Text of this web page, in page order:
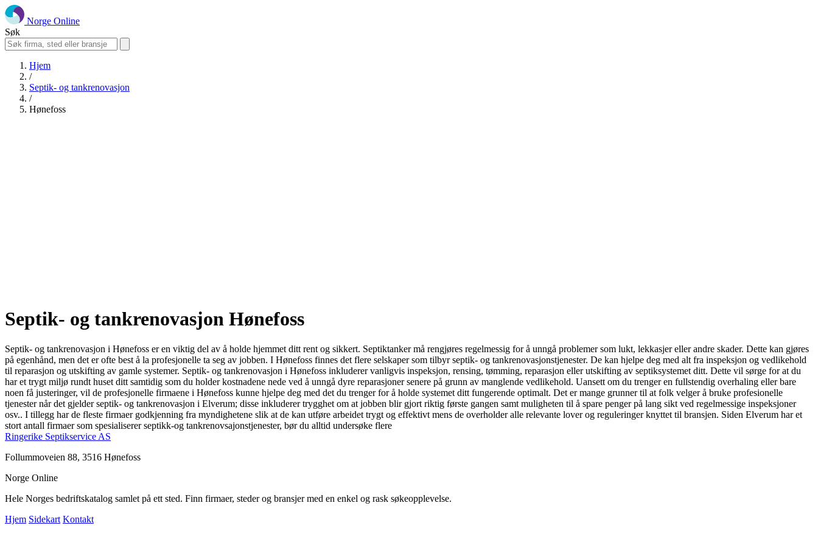
Norge Online
Søk
Hjem
/
Septik- og tankrenovasjon
/
Hønefoss
Septik- og tankrenovasjon Hønefoss
Septik- og tankrenovasjon i Hønefoss er en viktig del av å holde hjemmet ditt rent og sikkert. Septiktanker må rengjøres regelmessig for å unngå problemer som lukt, lekkasjer eller andre skader. Dette kan gjøres
på egenhånd, men det er ofte best å la profesjonelle ta seg av jobben. I Hønefoss finnes det flere selskaper som tilbyr septik- og tankrenovasjonstjenester. De kan hjelpe deg med alt fra inspeksjon og vedlikehold
til reparasjon og utskifting av gamle systemer. Septik- og tankrenovasjon i Hønefoss inkluderer vanligvis inspeksjon, rensing, tømming, reparasjon eller utskifting av septiksystemet ditt. Dette vil sørge for at du
har et trygt miljø rundt huset ditt samtidig som du holder kostnadene nede ved å unngå dyre reparasjoner senere på grunn av manglende vedlikehold. Uansett om du trenger en fullstendig overhaling eller bare
noen få justeringer, vil de profesjonelle firmaene i Hønefoss kunne hjelpe deg med det du trenger for å holde systemet ditt fungerende optimalt. Det er mange grunner til at folk velger å bruke profesionelle
tjenester når det gjelder septik- og tankrenovasjon i Elverum; disse inkluderer trygghet om at jobben blir gjort riktig første gangen samt muligheten til å spare penger på lang sikt ved regelmessige inspeksjoner
osv.. I tillegg har de fleste firmaer godkjenning fra myndighetene slik at de kan utføre arbeidet trygt og effektivt mens de overholder alle relevante lover og reguleringer knyttet til bransjen. Siden Elverum har et
stort antall firmaer som spesialiserer septikk-og tankrenovsajonstjenester, bør du alltid undersøke flere
Ringerike Septikservice AS
Follummoveien 88, 3516 Hønefoss
Norge Online
Hele Norges bedriftskatalog samlet på ett sted. Finn firmaer, steder og bransjer med en enkel og rask søkeopplevelse.
Hjem Sidekart Kontakt